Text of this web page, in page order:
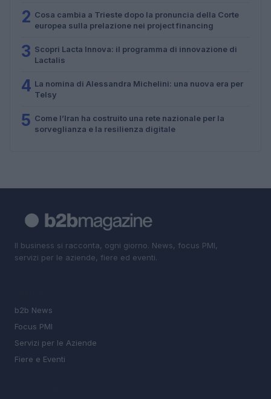
2 Cosa cambia a Trieste dopo la pronuncia della Corte
europea sulla prelazione nei project financing
3 Scopri Lacta Innova: il programma di innovazione di
Lactalis
4 La nomina di Alessandra Michelini: una nuova era per
Telsy
5 Come l’Iran ha costruito una rete nazionale per la
sorveglianza e la resilienza digitale
Il business si racconta, ogni giorno. News, focus PMI,
servizi per le aziende, fiere ed eventi.
b2b News
Focus PMI
Servizi per le Aziende
Fiere e Eventi